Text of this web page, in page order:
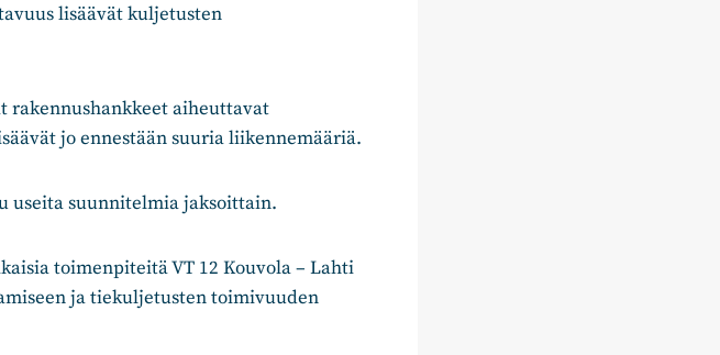
lisäävät kuljetusten
rakennushankkeet aiheuttavat
jo ennestään suuria liikennemääriä.
useita suunnitelmia jaksoittain.
toimenpiteitä VT 12 Kouvola – Lahti
ja tiekuljetusten toimivuuden